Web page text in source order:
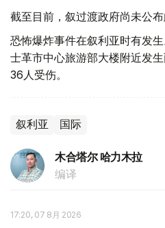
截至目前，叙过渡政府尚未公布
恐怖爆炸事件在叙利亚时有发
士革市中心旅游部大楼附近发生
36人受伤。
叙利亚 国际
木合塔尔 哈力木拉
编译
17:20, 07 8月 2026